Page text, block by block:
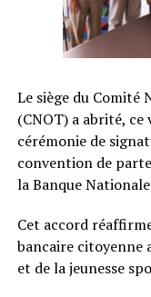
Le siège du Comité
(CNOT) a abrité,
cérémonie de
convention de
la Banque
Cet accord
bancaire citoyenne
et de la jeunesse